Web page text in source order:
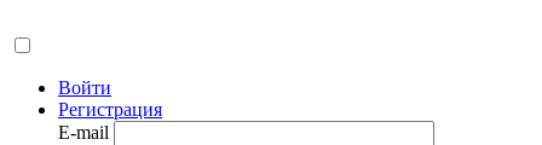
Войти
Регистрация
E-mail